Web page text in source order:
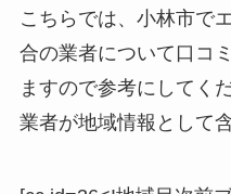
こちらでは、小林市で
合の業者について口コ
ますので参考にしてく
業者が地域情報として